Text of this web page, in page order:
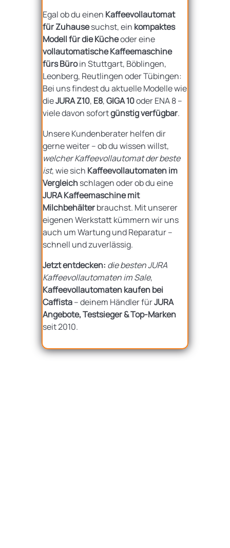
Egal ob du einen Kaffeevollautomat
für Zuhausesuchst, ein kompaktes
Modell für die Kücheoder eine
vollautomatische Kaffeemaschine
fürs Büroin Stuttgart, Böblingen,
Leonberg, Reutlingen oder Tübingen:
Bei uns findest du aktuelle Modelle wie
dieJURA Z10, E8,GIGA 10oder ENA 8 –
viele davon sofortgünstig verfügbar.
Unsere Kundenberater helfen dir
gerne weiter – ob du wissen willst,
welcher Kaffeevollautomat der beste
ist, wie sich Kaffeevollautomaten im
Vergleichschlagen oder ob du eine
JURA Kaffeemaschine mit
Milchbehälterbrauchst. Mit unserer
eigenen Werkstatt kümmern wir uns
auch um Wartung und Reparatur –
schnell und zuverlässig.
Jetzt entdecken: die besten JURA
Kaffeevollautomaten im Sale,
Kaffeevollautomaten kaufen bei
Caffista– deinem Händler fürJURA
Angebote, Testsieger & Top-Marken
seit 2010.